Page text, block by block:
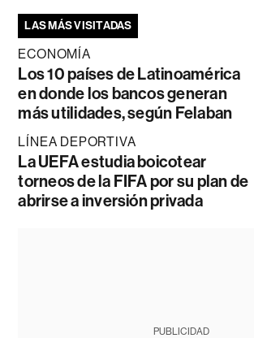
LAS MÁS VISITADAS
ECONOMÍA
Los 10 países de Latinoamérica
en donde los bancos generan
más utilidades, según Felaban
LÍNEA DEPORTIVA
La UEFA estudia boicotear
torneos de la FIFA por su plan de
abrirse a inversión privada
PUBLICIDAD